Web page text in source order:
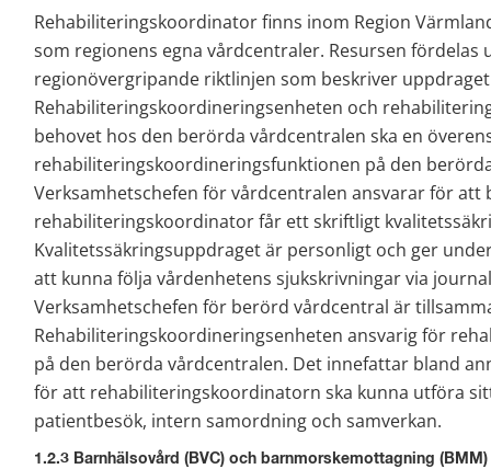
Rehabiliteringskoordinator finns inom Region
som regionens egna vårdcentraler. Resursen
regionövergripande riktlinjen som beskriver
Rehabiliteringskoordineringsenheten och
behovet hos den berörda vårdcentralen ska en
rehabiliteringskoordineringsfunktionen på den
Verksamhetschefen för vårdcentralen ansvarar för att
rehabiliteringskoordinator får ett skriftligt
Kvalitetssäkringsuppdraget är personligt och ger
att kunna följa vårdenhetens sjukskrivningar via
Verksamhetschefen för berörd vårdcentral är
Rehabiliteringskoordineringsenheten ansvarig för
på den berörda vårdcentralen. Det innefattar bland
för att rehabiliteringskoordinatorn ska kunna utföra
patientbesök, intern samordning och samverkan.
1.2.3 Barnhälsovård (BVC) och barnmorskemottagning (BMM)